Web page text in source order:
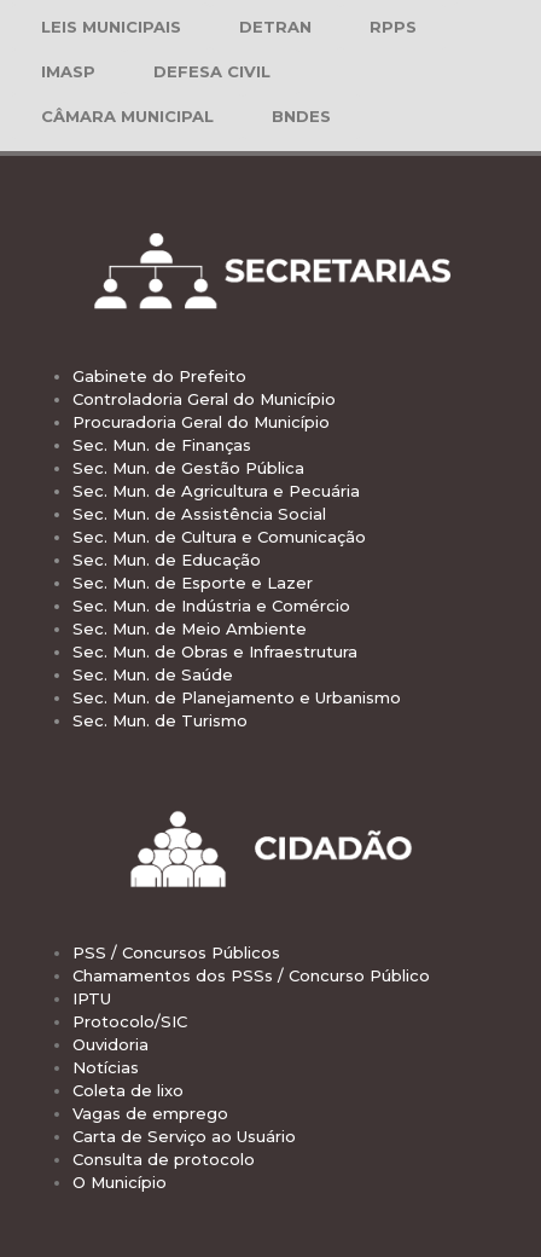
LEIS MUNICIPAIS DETRAN RPPS
IMASP DEFESA CIVIL
CÂMARA MUNICIPAL BNDES
Gabinete do Prefeito
Controladoria Geral do Município
Procuradoria Geral do Município
Sec. Mun. de Finanças
Sec. Mun. de Gestão Pública
Sec. Mun. de Agricultura e Pecuária
Sec. Mun. de Assistência Social
Sec. Mun. de Cultura e Comunicação
Sec. Mun. de Educação
Sec. Mun. de Esporte e Lazer
Sec. Mun. de Indústria e Comércio
Sec. Mun. de Meio Ambiente
Sec. Mun. de Obras e Infraestrutura
Sec. Mun. de Saúde
Sec. Mun. de Planejamento e Urbanismo
Sec. Mun. de Turismo
PSS / Concursos Públicos
Chamamentos dos PSSs / Concurso Público
IPTU
Protocolo/SIC
Ouvidoria
Notícias
Coleta de lixo
Vagas de emprego
Carta de Serviço ao Usuário
Consulta de protocolo
O Município